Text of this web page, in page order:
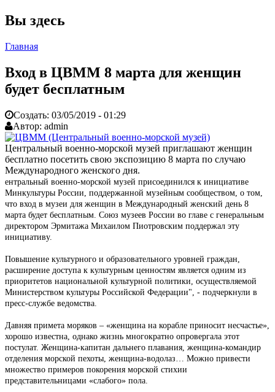
Вы здесь
Главная
Вход в ЦВММ 8 марта для женщин
будет бесплатным
Создать: 03/05/2019 - 01:29
Автор: admin
Центральный военно-морской музей приглашают женщин
бесплатно посетить свою экспозицию 8 марта по случаю
Международного женского дня.
ентральный военно-морской музей присоединился к инициативе
Минкультуры России, поддержанной музейным сообществом, о том,
что вход в музеи для женщин в Международный женский день 8
марта будет бесплатным. Союз музеев России во главе с генеральным
директором Эрмитажа Михаилом Пиотровским поддержал эту
инициативу.
Повышение культурного и образовательного уровней граждан,
расширение доступа к культурным ценностям является одним из
приоритетов национальной культурной политики, осуществляемой
Министерством культуры Российской Федерации", - подчеркнули в
пресс-службе ведомства.
Давняя примета моряков – «женщина на корабле приносит несчастье»,
хорошо известна, однако жизнь многократно опровергала этот
постулат. Женщина-капитан дальнего плавания, женщина-командир
отделения морской пехоты, женщина-водолаз… Можно привести
множество примеров покорения морской стихии
представительницами «слабого» пола.